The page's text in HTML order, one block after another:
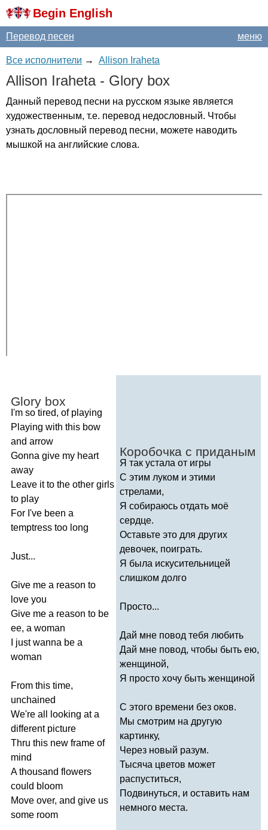
Begin English
меню
Перевод песен
Все исполнители → Allison Iraheta
Allison Iraheta- Glory box
Данный перевод песни на русском языке является
художественным, т.е. перевод недословный. Чтобы
узнать дословный перевод песни, можете наводить
мышкой на английские слова.
Glory box
I'm so tired, of playing
Playing with this bow
and arrow
Gonna give my heart
away
Leave it to the other girls
to play
For I've been a
temptress too long
Just...
Give me a reason to
love you
Give me a reason to be
ee, a woman
just wanna be a
woman
From this time,
unchained
We're all looking at a
different picture
Thru this new frame of
mind
A thousand flowers
could bloom
Move over, and give us
some room
Коробочка с приданым
Я так устала от игры
С этим луком и этими
стрелами,
Я собираюсь отдать моё
сердце.
Оставьте это для других
девочек, поиграть.
Я была искусительницей
слишком долго
Просто...
Дай мне повод тебя любить
Дай мне повод, чтобы быть eю,
женщиной,
Я просто хочу быть женщиной
С этого времени без оков.
Мы смотрим на другую
картинку,
Через новый разум.
Тысяча цветов может
распуститься,
Подвинуться, и оставить нам
немного места.